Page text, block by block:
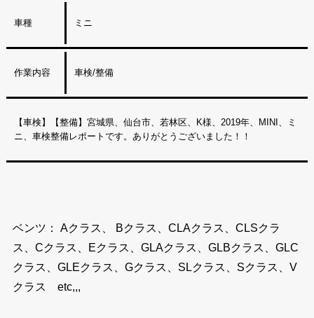
車種 ミニ
作業内容 車検/整備
【車検】【整備】宮城県、仙台市、若林区、K様、2019年、MINI、ミ
ニ、車検整備レポートです。ありがとうございました！！
ベンツ： Aクラス、 Bクラス、CLAクラス、CLSクラ
ス、Cクラス、Eクラス、GLAクラス、GLBクラス、GLC
クラス、GLEクラス、Gクラス、SLクラス、Sクラス、V
クラス etc,,,